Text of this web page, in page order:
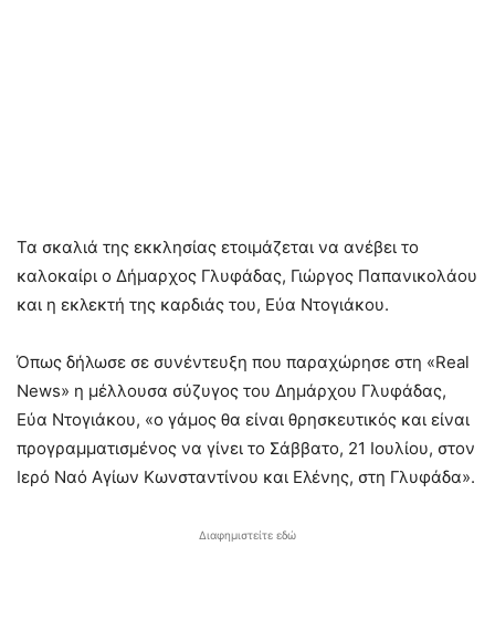
Τα σκαλιά της εκκλησίας ετοιμάζεται να ανέβει το
καλοκαίρι ο Δήμαρχος Γλυφάδας, Γιώργος Παπανικολάου
και η εκλεκτή της καρδιάς του, Εύα Ντογιάκου.
Όπως δήλωσε σε συνέντευξη που παραχώρησε στη «Real
News» η μέλλουσα σύζυγος του Δημάρχου Γλυφάδας,
Εύα Ντογιάκου, «ο γάμος θα είναι θρησκευτικός και είναι
προγραμματισμένος να γίνει το Σάββατο, 21 Ιουλίου, στον
Ιερό Ναό Αγίων Κωνσταντίνου και Ελένης, στη Γλυφάδα».
Διαφημιστείτε εδώ